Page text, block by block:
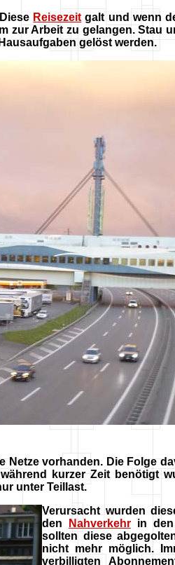
Reisezeit galt und wenn
zur Arbeit zu gelangen. Stau
gelöst werden.
Netze vorhanden. Die Folge
kurzer Zeit benötigt
unter Teillast.
Verursacht wurden
den
Nahverkehr in den
sollten diese
nicht mehr möglich.
verbilligten